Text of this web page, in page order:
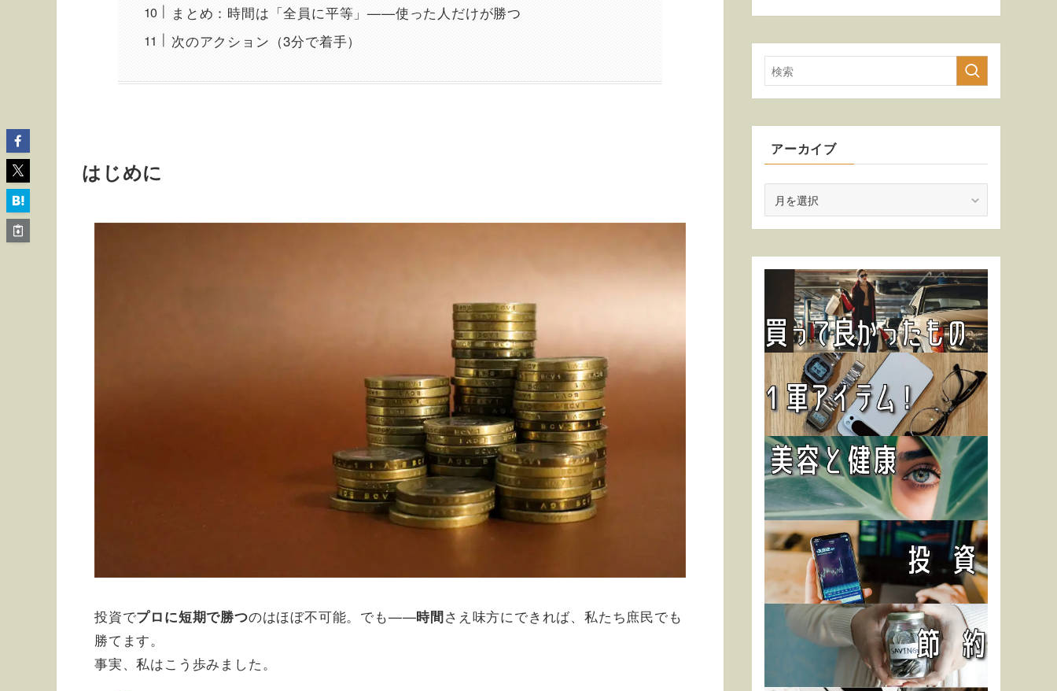
まとめ：時間は「全員に平等」——使った人だけが勝つ
次のアクション（3分で着手）
はじめに
投資でプロに短期で勝つのはほぼ不可能。でも——時間さえ味方にできれば、私たち庶民でも
勝てます。
事実、私はこう歩みました。
アーカイブ
カ
ブ